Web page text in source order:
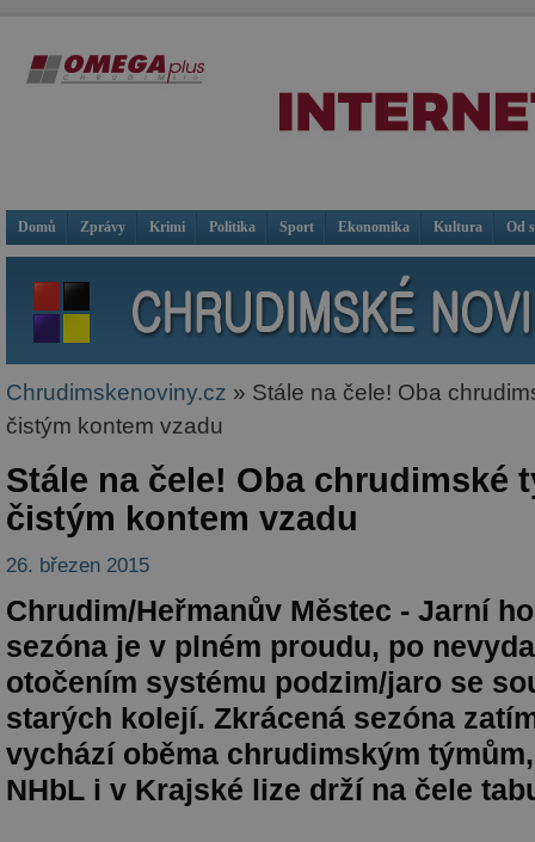
Domů Zprávy Krimi Politika Sport Ekonomika Kultura Od
Chrudimskenoviny.cz » Stále na čele! Oba
čistým kontem vzadu
Stále na čele! Oba chrudimské
čistým kontem vzadu
26. březen 2015
Chrudim/Heřmanův Městec - Jarní
sezóna je v plném proudu, po
otočením systému podzim/jaro se
starých kolejí. Zkrácená sezóna
vychází oběma chrudimským
NHbL i v Krajské lize drží na čele